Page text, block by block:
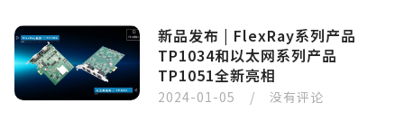
新品发布 | FlexRay系列产品
TP1034和以太网系列产品
TP1051全新亮相
2024-01-05
没有评论